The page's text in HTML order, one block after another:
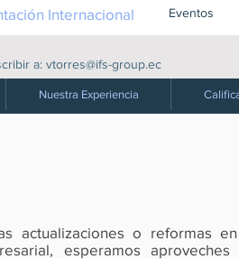
Nuestra Experiencia
a: vtorres@ifs-group.ec
Eventos
Internacional
actualizaciones o reformas
esperamos